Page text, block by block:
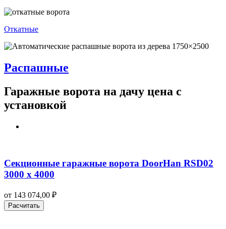
Откатные
Распашные
Гаражные ворота на дачу цена с
установкой
Секционные гаражные ворота DoorHan RSD02
3000 х 4000
от 143 074,00 ₽
Расчитать